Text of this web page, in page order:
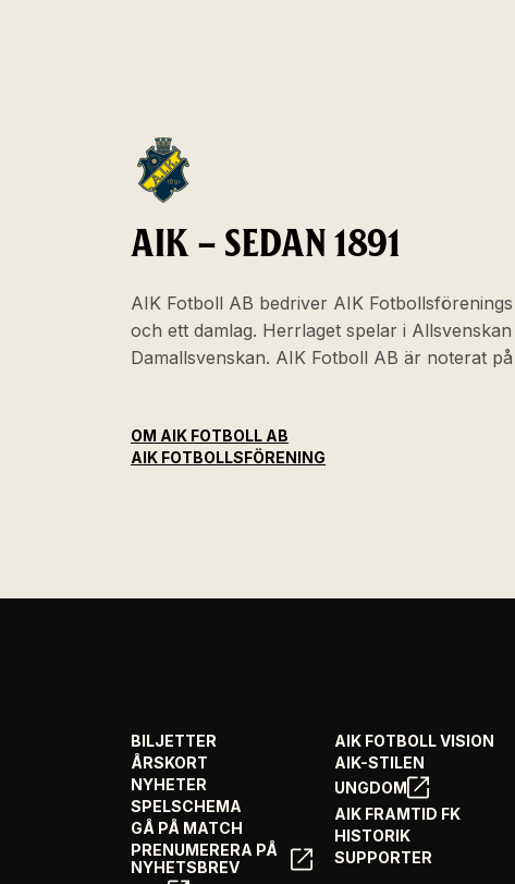
AIK – SEDAN 1891
AIK Fotboll AB bedriver AIK
och ett damlag. Herrlaget spelar i
Damallsvenskan. AIK Fotboll AB är noterat
OM AIK FOTBOLL AB
AIK FOTBOLLSFÖRENING
BILJETTER
ÅRSKORT
NYHETER
SPELSCHEMA
GÅ PÅ MATCH
PRENUMERERA PÅ
NYHETSBREV
AIK FOTBOLL VISION
AIK-STILEN
UNGDOM
AIK FRAMTID FK
HISTORIK
SUPPORTER